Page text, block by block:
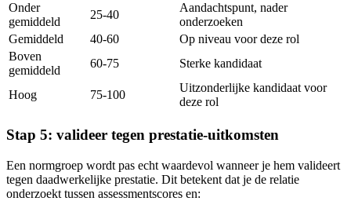
Onder
gemiddeld
25-40
Aandachtspunt, nader
onderzoeken
Gemiddeld
40-60
Op niveau voor deze rol
Boven
gemiddeld
60-75 Sterke kandidaat
Hoog 75-100
Uitzonderlijke kandidaat voor
deze rol
Stap 5: valideer tegen prestatie-uitkomsten
Een normgroep wordt pas echt waardevol wanneer je hem valideert
tegen daadwerkelijke prestatie. Dit betekent dat je de relatie
onderzoekt tussen assessmentscores en: